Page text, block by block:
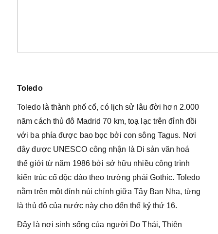
Toledo
Toledo là thành phố cổ, có lịch sử lâu đời hơn 2.000
năm cách thủ đô Madrid 70 km, toạ lạc trên đỉnh đồi
với ba phía được bao bọc bởi con sông Tagus. Nơi
đây được UNESCO công nhận là Di sản văn hoá
thế giới từ năm 1986 bởi sở hữu nhiều công trình
kiến trúc cổ độc đáo theo trường phái Gothic. Toledo
nằm trên một đỉnh núi chính giữa Tây Ban Nha, từng
là thủ đô của nước này cho đến thế kỷ thứ 16.
Đây là nơi sinh sống của người Do Thái, Thiên